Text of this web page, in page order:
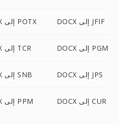
DOCX إلى POTX DOCX إلى JFIF
DOCX إلى TCR DOCX إلى PGM
DOCX إلى SNB DOCX إلى JPS
DOCX إلى PPM DOCX إلى CUR